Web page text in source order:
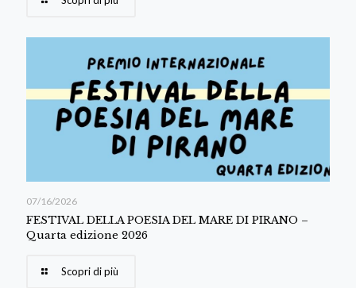
07/16/2026
FESTIVAL DELLA POESIA DEL MARE DI PIRANO –
Quarta edizione 2026
Scopri di più